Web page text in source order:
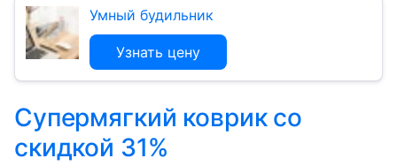
Умный будильник
Узнать цену
Супермягкий коврик со
скидкой 31%